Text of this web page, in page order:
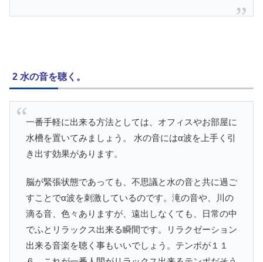
2 水の音を聴く。
一番手軽に出来る方法としては、オフィスやお部屋に
水槽を置いてみましょう。 水の音にはα波を上手く引
き出す効果があります。
脳が緊張状態であっても、不思議と水の音と共に過ご
すことでα波を刺激しているのです。滝の音や、川の
滴る音、色々ありますが、遠出しなくても、日常の中
でふとリラックス出来る瞬間です。リラクゼーション
出来る音楽を聴く事もいいでしょう。テンポが１１